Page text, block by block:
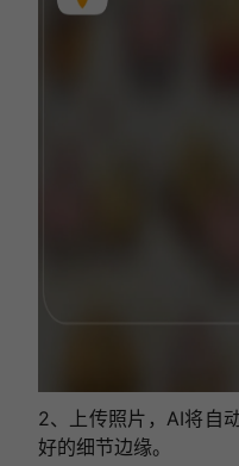
2、上传照片，AI将自
好的细节边缘。